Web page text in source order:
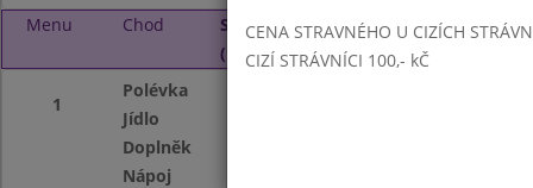
Menu
Chod
Středa 14. 4. 2021
(11:15 - 14:00)
1
Polévka
Jídlo
Doplněk
Nápoj
CENA STRAVNÉHO U CIZÍCH
CIZÍ STRÁVNÍCI 100,- kČ